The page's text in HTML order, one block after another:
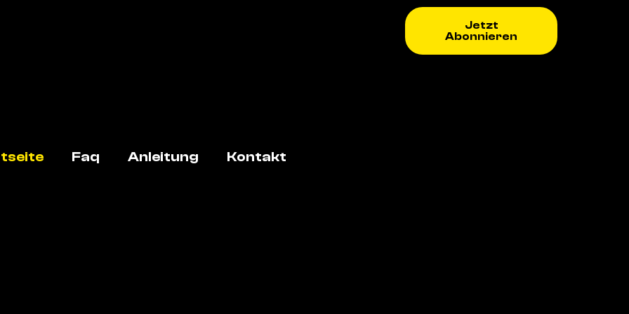
Faq Anleitung Kontakt
Jetzt
Abonnieren